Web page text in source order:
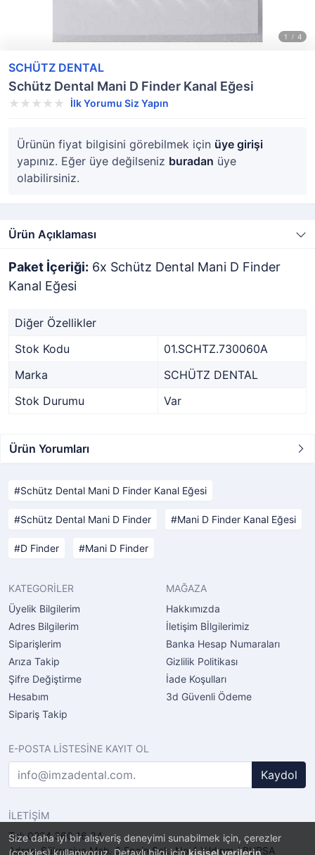
Size daha iyi bir alışveriş deneyimi sunabilmek için, çerezler
(cookies) kullanıyoruz. Detaylı bilgi içinkişisel verilerin
SCHÜTZ DENTAL
Schütz Dental Mani D Finder Kanal Eğesi
İlk Yorumu Siz Yapın
Ürünün fiyat bilgisini görebilmek için üye girişi
yapınız. Eğer üye değilseniz buradan üye
olabilirsiniz.
Ürün Açıklaması
Paket İçeriği: 6x Schütz Dental Mani D Finder
Kanal Eğesi
Diğer Özellikler
Stok Kodu
01.SCHTZ.730060A
Marka
SCHÜTZ DENTAL
Stok Durumu
Var
Ürün Yorumları
Schütz Dental Mani D Finder Kanal Eğesi
Schütz Dental Mani D Finder Mani D Finder Kanal Eğesi
D Finder Mani D Finder
KATEGORİLER
Üyelik Bilgilerim
Adres Bilgilerim
Siparişlerim
Arıza Takip
Şifre Değiştirme
Hesabım
Sipariş Takip
MAĞAZA
Hakkımızda
İletişim Bİlgilerimiz
Banka Hesap Numaraları
Gizlilik Politikası
İade Koşulları
3d Güvenli Ödeme
E-POSTA LİSTESİNE KAYIT OL
Kaydol
İLETİŞİM
Tel: 0224 360 16 34
Adres: Şükraniye Mah. 6.Engin Sok. No.4 Yıldırım / BURSA